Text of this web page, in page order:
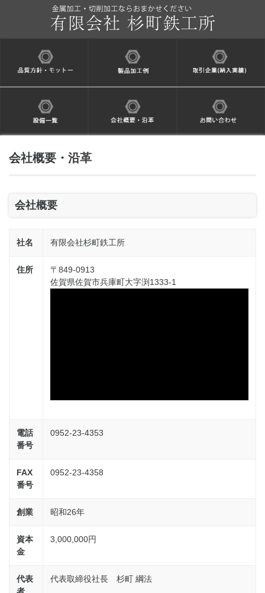
会社概要・沿革
会社概要
社名 有限会社杉町鉄工所
住所
〒849-0913
佐賀県佐賀市兵庫町大字渕1333-1
電話
番号
0952-23-4353
FAX
番号
0952-23-4358
創業 昭和26年
資本
金
3,000,000円
代表
代表取締役社長 杉町 綱法